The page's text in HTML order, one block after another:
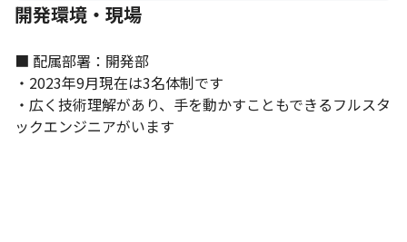
開発環境・現場
■ 配属部署：開発部
・2023年9月現在は3名体制です
・広く技術理解があり、手を動かすこともできるフルスタ
ックエンジニアがいます